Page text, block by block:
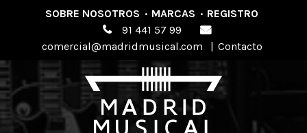
SOBRE NOSOTROS · MARCAS · REGISTRO
91 441 57 99
comercial@madridmusical.com
| Contacto